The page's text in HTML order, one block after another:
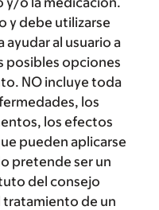
y debe utilizarse
al usuario a
posibles opciones
NO incluye toda
los
los efectos
pueden aplicarse
pretende ser un
del consejo
tratamiento de un